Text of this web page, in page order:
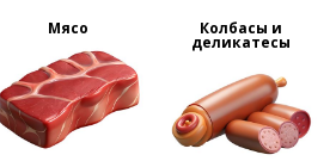
Мясо Колбасы и
деликатесы